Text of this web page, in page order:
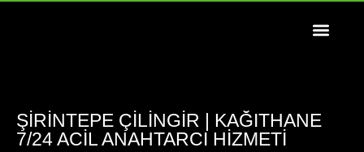
ŞIRINTEPE ÇILINGIR | KAĞITHANE
7/24 ACIL ANAHTARCI HIZMETI